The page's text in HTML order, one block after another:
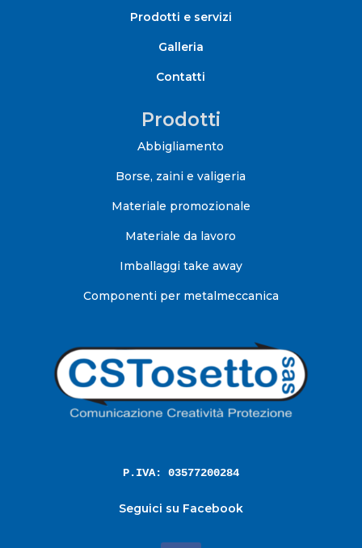
Prodotti e servizi
Galleria
Contatti
Prodotti
Abbigliamento
Borse, zaini e valigeria
Materiale promozionale
Materiale da lavoro
Imballaggi take away
Componenti per metalmeccanica
P.IVA: 03577200284
Seguici su Facebook